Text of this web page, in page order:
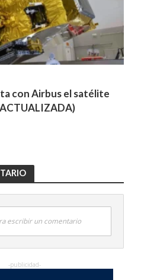
con Airbus el satélite
escribir un comentario